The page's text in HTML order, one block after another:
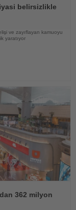
belirsizlikle
ve zayıflayan kamuoyu
yaratıyor
362 milyon